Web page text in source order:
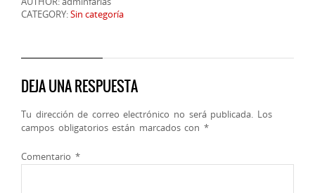
CATEGORY:Sin categoría
DEJA UNA RESPUESTA
Tu dirección de correo electrónico no será publicada. Los
campos obligatorios están marcados con *
Comentario *